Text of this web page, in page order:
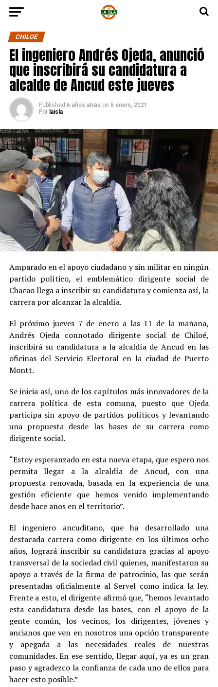
CHILOE
El ingeniero Andrés Ojeda, anunció
que inscribirá su candidatura a
alcalde de Ancud este jueves
Published 6 años atras on 6 enero, 2021
Por laisla
Amparado en el apoyo ciudadano y sin militar en ningún
partido político, el emblemático dirigente social de
Chacao llega a inscribir su candidatura y comienza así, la
carrera por alcanzar la alcaldía.
El próximo jueves 7 de enero a las 11 de la mañana,
Andrés Ojeda connotado dirigente social de Chiloé,
inscribirá su candidatura a la alcaldía de Ancud en las
oficinas del Servicio Electoral en la ciudad de Puerto
Montt.
Se inicia así, uno de los capítulos más innovadores de la
carrera política de esta comuna, puesto que Ojeda
participa sin apoyo de partidos políticos y levantando
una propuesta desde las bases de su carrera como
dirigente social.
“Estoy esperanzado en esta nueva etapa, que espero nos
permita llegar a la alcaldía de Ancud, con una
propuesta renovada, basada en la experiencia de una
gestión eficiente que hemos venido implementando
desde hace años en el territorio”.
El ingeniero ancuditano, que ha desarrollado una
destacada carrera como dirigente en los últimos ocho
años, logrará inscribir su candidatura gracias al apoyo
transversal de la sociedad civil quienes, manifestaron su
apoyo a través de la firma de patrocinio, las que serán
presentadas oficialmente al Servel como indica la ley.
Frente a esto, el dirigente afirmó que, “hemos levantado
esta candidatura desde las bases, con el apoyo de la
gente común, los vecinos, los dirigentes, jóvenes y
ancianos que ven en nosotros una opción transparente
y apegada a las necesidades reales de nuestras
comunidades. En ese sentido, llegar aquí, ya es un gran
paso y agradezco la confianza de cada uno de ellos para
hacer esto posible.”